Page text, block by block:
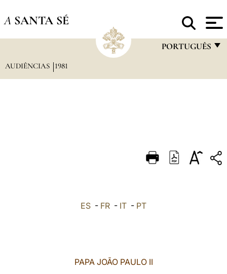
A SANTA SÉ
PORTUGUÊS
DEUTSCH
AUDIÊNCIAS 1981
ES - FR - IT - PT
PAPA JOÃO PAULO II